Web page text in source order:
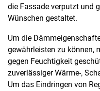
die Fassade verputzt und
Wünschen gestaltet.
Um die
gewährleisten zu können,
gegen Feuchtigkeit
zuverlässiger Wärme-,
Um das Eindringen von